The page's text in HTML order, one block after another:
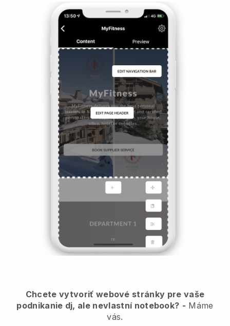
Chcete vytvoriť webové stránky pre vaše
podnikanie dj, ale nevlastní notebook? - Máme
vás.